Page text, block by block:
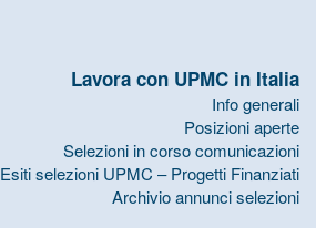
Lavora con UPMC in Italia
Info generali
Posizioni aperte
Selezioni in corso comunicazioni
Esiti selezioni UPMC – Progetti Finanziati
Archivio annunci selezioni